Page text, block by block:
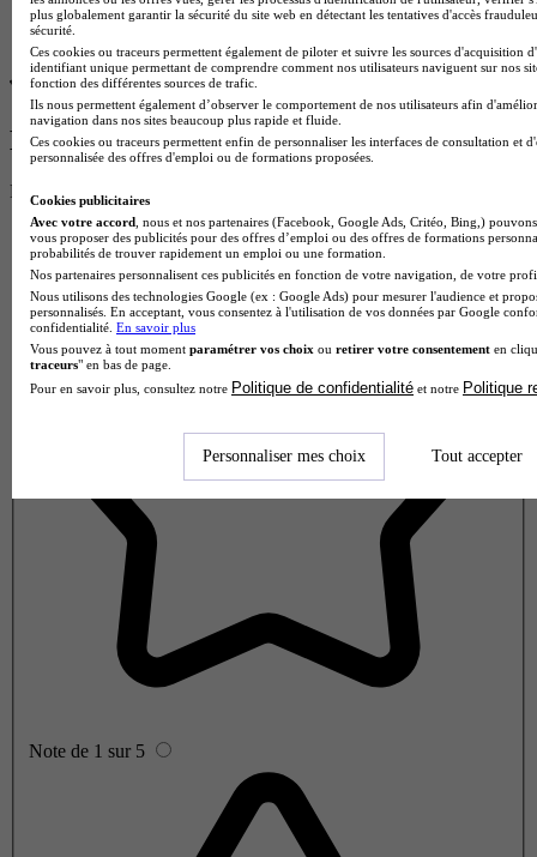
Donne ton avis !
Partage ton expérience et aide d’autres étudiants à faire le bon choix.
Donne ton avis entre 1 et 5 étoiles
Note de 1 sur 5
plus globalement garantir la sécurité du site web en détectant les tentatives d'accès
sécurité.
Ces cookies ou traceurs permettent également de piloter et suivre les sources d'acquisition
identifiant unique permettant de comprendre comment nos utilisateurs naviguent sur nos
fonction des différentes sources de trafic.
Ils nous permettent également d’observer le comportement de nos utilisateurs afin
navigation dans nos sites beaucoup plus rapide et fluide.
Ces cookies ou traceurs permettent enfin de personnaliser les interfaces de consultation et
personnalisée des offres d'emploi ou de formations proposées.
Cookies publicitaires
Avec votre accord , nous et nos partenaires (Facebook, Google Ads, Critéo, Bing,)
vous proposer des publicités pour des offres d’emploi ou des offres de formations
probabilités de trouver rapidement un emploi ou une formation.
Nos partenaires personnalisent ces publicités en fonction de votre navigation, de votre
Nous utilisons des technologies Google (ex : Google Ads) pour mesurer l'audience et
personnalisés. En acceptant, vous consentez à l'utilisation de vos données par Google
confidentialité. En savoir plus
Vous pouvez à tout moment paramétrer vos choix ou retirer votre consentement en
traceurs" en bas de page.
Pour en savoir plus, consultez notre Politique de confidentialité et notre Politique
Personnaliser mes choix Tout accepter